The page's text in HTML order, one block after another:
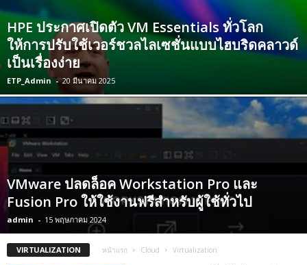
HPE ประกาศเปิดตัว VM Essentials ทั่วโลก
ให้การปรับใช้เวอร์ชวลไลเซชั่นแบบไฮบริดคลาวด์
เป็นเรื่องง่าย
ETP_Admin - 20 มีนาคม 2025
VMware ปลดล็อค Workstation Pro และ
Fusion Pro ให้ใช้งานฟรีสำหรับผู้ใช้ทั่วไป
admin - 15 พฤษภาคม 2024
VIRTUALIZATION หน้าแรก Cloud Virtualization